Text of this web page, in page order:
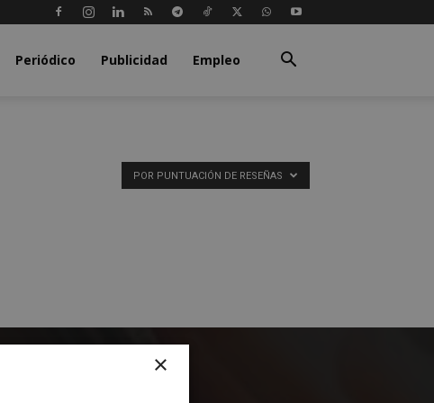
Periódico Publicidad Empleo
POR PUNTUACIÓN DE RESEÑAS
×